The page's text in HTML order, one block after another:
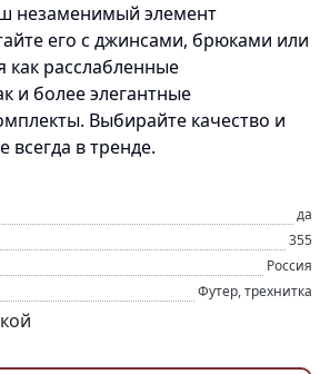
незаменимый элемент
его с джинсами, брюками или
как расслабленные
и более элегантные
Выбирайте качество и
всегда в тренде.
да
355
Россия
Футер, трехнитка